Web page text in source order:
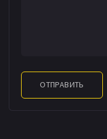
ОТПРАВИТЬ